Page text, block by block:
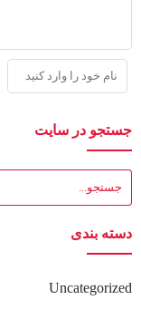
جستجو در سایت
دسته بندی
Uncategorized